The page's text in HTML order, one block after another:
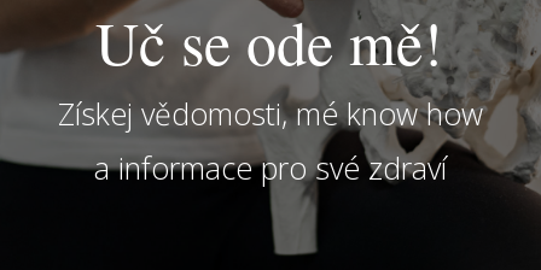
Uč se ode mě!
Získej vědomosti, mé know how
a informace pro své zdraví